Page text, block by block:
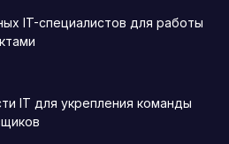
IT-специалистов для работы
IT для укрепления команды